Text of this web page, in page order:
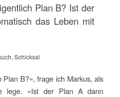
Plan B? Ist der
das Leben mit
Schicksal
Plan B?«, frage ich Markus, als
lege. »Ist der Plan A dann